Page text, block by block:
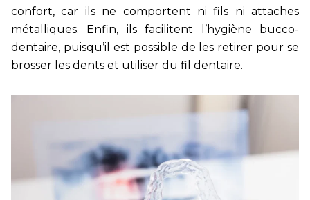
confort, car ils ne comportent ni fils ni attaches
métalliques. Enfin, ils facilitent l’hygiène bucco-
dentaire, puisqu’il est possible de les retirer pour se
brosser les dents et utiliser du fil dentaire.